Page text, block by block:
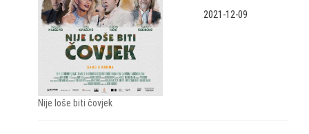
Nije loše biti čovjek
2021-12-09